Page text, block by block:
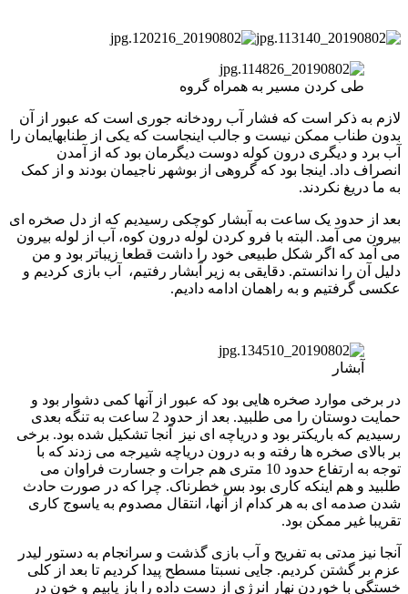
طی کردن مسیر به همراه گروه
لازم به ذکر است که فشار آب رودخانه جوری است که عبور از آن
بدون طناب ممکن نیست و جالب اینجاست که یکی از طنابهایمان را
آب برد و دیگری درون کوله دوست دیگرمان بود که از آمدن
انصراف داد. اینجا بود که گروهی از بوشهر ناجیمان بودند و از کمک
به ما دریغ نکردند.
بعد از حدود یک ساعت به آبشار کوچکی رسیدیم که از دل صخره ای
بیرون می آمد. البته با فرو کردن لوله درون کوه، آب از لوله بیرون
می آمد که اگر شکل طبیعی خود را داشت قطعا زیباتر بود و من
دلیل آن را ندانستم. دقایقی به زیر آبشار رفتیم، آب بازی کردیم و
عکسی گرفتیم و به راهمان ادامه دادیم.
آبشار
در برخی موارد صخره هایی بود که عبور از آنها کمی دشوار بود و
حمایت دوستان را می طلبید. بعد از حدود 2 ساعت به تنگه بعدی
رسیدیم که باریکتر بود و دریاچه ای نیز آنجا تشکیل شده بود. برخی
بر بالای صخره ها رفته و به درون دریاچه شیرجه می زدند که با
توجه به ارتفاع حدود 10 متری هم جرات و جسارت فراوان می
طلبید و هم اینکه کاری بود بس خطرناک. چرا که در صورت حادث
شدن صدمه ای به هر کدام از آنها، انتقال مصدوم به یاسوج کاری
تقریبا غیر ممکن بود.
آنجا نیز مدتی به تفریح و آب بازی گذشت و سرانجام به دستور لیدر
عزم بر گشتن کردیم. جایی نسبتا مسطح پیدا کردیم تا بعد از کلی
خستگی با خوردن نهار انرژی از دست داده را باز یابیم و خون در